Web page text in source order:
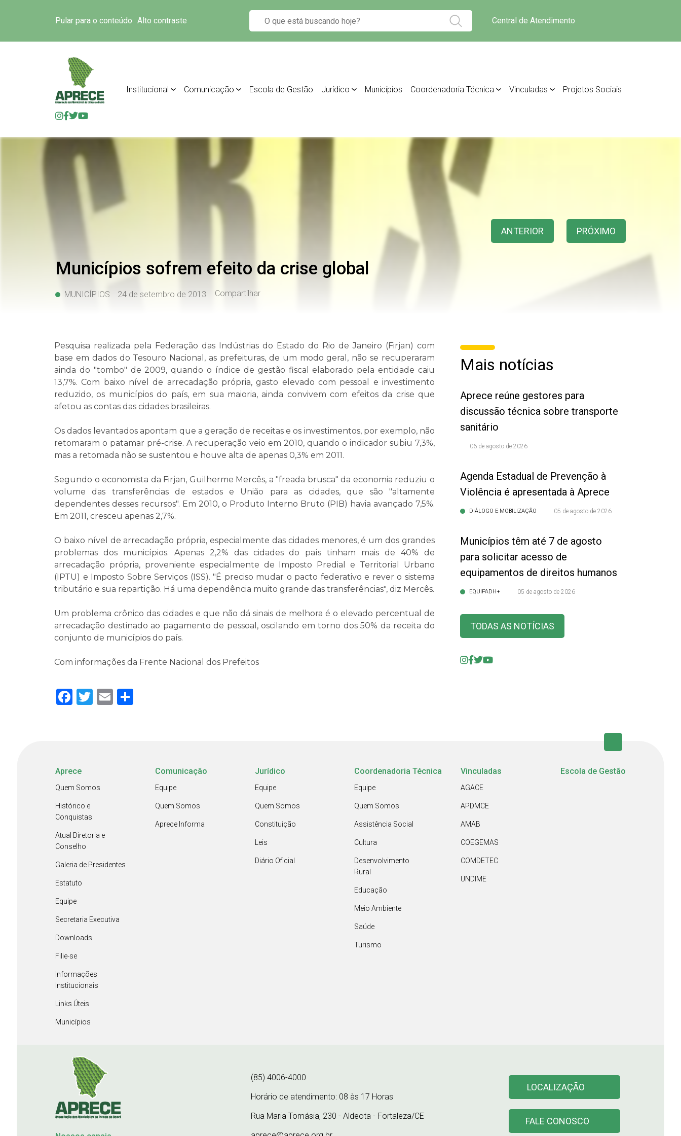
Pular para o conteúdo Alto contraste Central de Atendimento
Institucional Comunicação Escola de Gestão Jurídico Municípios Coordenadoria Técnica Vinculadas Projetos Sociais
ANTERIOR PRÓXIMO
Municípios sofrem efeito da crise global
MUNICÍPIOS 24 de setembro de 2013 Compartilhar
Pesquisa realizada pela Federação das Indústrias do Estado do Rio de Janeiro (Firjan) com
base em dados do Tesouro Nacional, as prefeituras, de um modo geral, não se recuperaram
ainda do "tombo" de 2009, quando o índice de gestão fiscal elaborado pela entidade caiu
13,7%. Com baixo nível de arrecadação própria, gasto elevado com pessoal e investimento
reduzido, os municípios do país, em sua maioria, ainda convivem com efeitos da crise que
afetou as contas das cidades brasileiras.
Os dados levantados apontam que a geração de receitas e os investimentos, por exemplo, não
retomaram o patamar pré-crise. A recuperação veio em 2010, quando o indicador subiu 7,3%,
mas a retomada não se sustentou e houve alta de apenas 0,3% em 2011.
Segundo o economista da Firjan, Guilherme Mercês, a "freada brusca" da economia reduziu o
volume das transferências de estados e União para as cidades, que são "altamente
dependentes desses recursos". Em 2010, o Produto Interno Bruto (PIB) havia avançado 7,5%.
Em 2011, cresceu apenas 2,7%.
O baixo nível de arrecadação própria, especialmente das cidades menores, é um dos grandes
problemas dos municípios. Apenas 2,2% das cidades do país tinham mais de 40% de
arrecadação própria, proveniente especialmente de Imposto Predial e Territorial Urbano
(IPTU) e Imposto Sobre Serviços (ISS). "É preciso mudar o pacto federativo e rever o sistema
tributário e sua repartição. Há uma dependência muito grande das transferências", diz Mercês.
Um problema crônico das cidades e que não dá sinais de melhora é o elevado percentual de
arrecadação destinado ao pagamento de pessoal, oscilando em torno dos 50% da receita do
conjunto de municípios do país.
Com informações da Frente Nacional dos Prefeitos
Facebook
Twitter
Email
Mais notícias
Aprece reúne gestores para
discussão técnica sobre transporte
sanitário
06 de agosto de 2026
Agenda Estadual de Prevenção à
Violência é apresentada à Aprece
DIÁLOGO E MOBILIZAÇÃO 05 de agosto de 2026
Municípios têm até 7 de agosto
para solicitar acesso de
equipamentos de direitos humanos
EQUIPADH+ 05 de agosto de 2026
TODAS AS NOTÍCIAS
Aprece
Quem Somos
Histórico e
Conquistas
Atual Diretoria e
Conselho
Galeria de Presidentes
Estatuto
Equipe
Secretaria Executiva
Downloads
Filie-se
Informações
Institucionais
Links Úteis
Municípios
Comunicação
Equipe
Quem Somos
Aprece Informa
Jurídico
Equipe
Quem Somos
Constituição
Leis
Diário Oficial
Coordenadoria Técnica
Equipe
Quem Somos
Assistência Social
Cultura
Desenvolvimento
Rural
Educação
Meio Ambiente
Saúde
Turismo
Vinculadas
AGACE
APDMCE
AMAB
COEGEMAS
COMDETEC
UNDIME
Escola de Gestão
(85) 4006-4000
Horário de atendimento: 08 às 17 Horas
Rua Maria Tomásia, 230 - Aldeota - Fortaleza/CE
LOCALIZAÇÃO
FALE CONOSCO